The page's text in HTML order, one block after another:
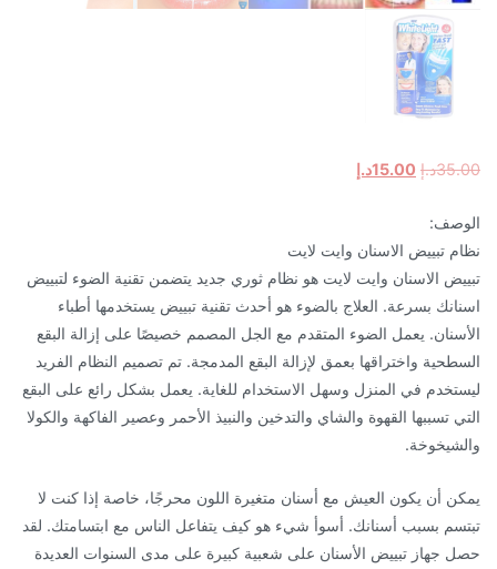
35.00د.إ السعر
35.00د.إ.
15.00د.إ
15.00د.إ.
الوصف:
نظام تبييض الاسنان وايت لايت
تبييض الاسنان وايت لايت هو نظام ثوري جديد يتضمن تقنية الضوء لتبييض
اسنانك بسرعة. العلاج بالضوء هو أحدث تقنية تبييض يستخدمها أطباء
الأسنان. يعمل الضوء المتقدم مع الجل المصمم خصيصًا على إزالة البقع
السطحية واختراقها بعمق لإزالة البقع المدمجة. تم تصميم النظام الفريد
ليستخدم في المنزل وسهل الاستخدام للغاية. يعمل بشكل رائع على البقع
التي تسببها القهوة والشاي والتدخين والنبيذ الأحمر وعصير الفاكهة والكولا
والشيخوخة.
يمكن أن يكون العيش مع أسنان متغيرة اللون محرجًا، خاصة إذا كنت لا
تبتسم بسبب أسنانك. أسوأ شيء هو كيف يتفاعل الناس مع ابتسامتك. لقد
حصل جهاز تبييض الأسنان على شعبية كبيرة على مدى السنوات العديدة